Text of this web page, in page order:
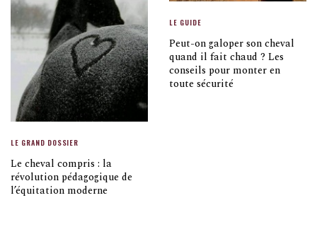
LE GRAND DOSSIER
Le cheval compris : la
révolution pédagogique de
l’équitation moderne
LE GUIDE
Peut-on galoper son cheval
quand il fait chaud ? Les
conseils pour monter en
toute sécurité